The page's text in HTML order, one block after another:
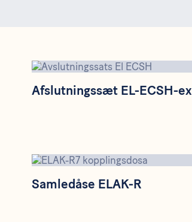
Afslutningssæt EL-ECSH-ex
Afslutningssæt EL-ECSH-ex
Samledåse ELAK-R
Samledåse ELAK-R